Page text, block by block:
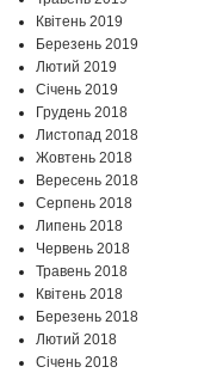
Квітень 2019
Березень 2019
Лютий 2019
Січень 2019
Грудень 2018
Листопад 2018
Жовтень 2018
Вересень 2018
Серпень 2018
Липень 2018
Червень 2018
Травень 2018
Квітень 2018
Березень 2018
Лютий 2018
Січень 2018